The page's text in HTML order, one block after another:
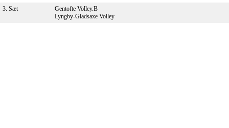
3. Sæt
Gentofte Volley.B
Lyngby-Gladsaxe Volley